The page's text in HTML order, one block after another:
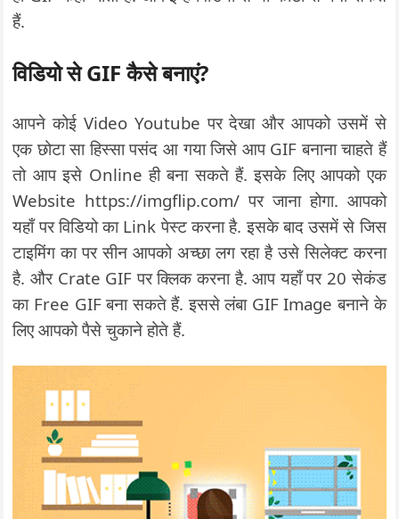
हैं.
विडियो से GIF कैसे बनाएं?
आपने कोई Video Youtube पर देखा और आपको उसमें से
एक छोटा सा हिस्सा पसंद आ गया जिसे आप GIF बनाना चाहते हैं
तो आप इसे Online ही बना सकते हैं. इसके लिए आपको एक
Website https://imgflip.com/ पर जाना होगा. आपको
यहाँ पर विडियो का Link पेस्ट करना है. इसके बाद उसमें से जिस
टाइमिंग का पर सीन आपको अच्छा लग रहा है उसे सिलेक्ट करना
है. और Crate GIF पर क्लिक करना है. आप यहाँ पर 20 सेकंड
का Free GIF बना सकते हैं. इससे लंबा GIF Image बनाने के
लिए आपको पैसे चुकाने होते हैं.